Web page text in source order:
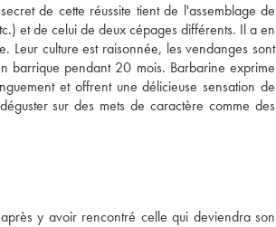
de cette réussite tient de l'assemblage de
et de celui de deux cépages différents. Il a en
culture est raisonnée, les vendanges sont
barrique pendant 20 mois. Barbarine exprime
et offrent une délicieuse sensation de
sur des mets de caractère comme des
y avoir rencontré celle qui deviendra son